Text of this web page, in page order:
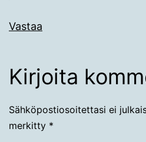
Vastaa
Kirjoita
Sähköpostiosoitettasi ei
merkitty *